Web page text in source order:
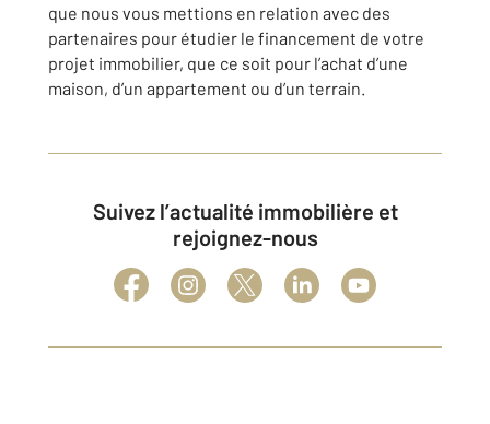
que nous vous mettions en relation avec des
partenaires pour étudier le financement de votre
projet immobilier, que ce soit pour l’achat d’une
maison, d’un appartement ou d’un terrain.
Suivez l’actualité immobilière et
rejoignez-nous